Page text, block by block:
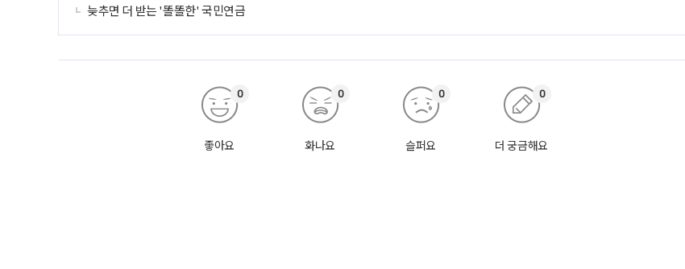
늦추면 더 받는 '똘똘한' 국민연금
좋아요
0
화나요
0
슬퍼요
0
더 궁금해요
0